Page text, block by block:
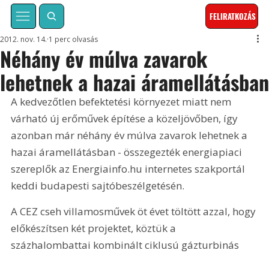
FELIRATKOZÁS
Néhány év múlva zavarok
lehetnek a hazai áramellátásban
2012. nov. 14. 1 perc olvasás
A kedvezőtlen befektetési környezet miatt nem
várható új erőművek építése a közeljövőben, így
azonban már néhány év múlva zavarok lehetnek a
hazai áramellátásban - összegezték energiapiaci
szereplők az Energiainfo.hu internetes szakportál
keddi budapesti sajtóbeszélgetésén.
A CEZ cseh villamosművek öt évet töltött azzal, hogy
előkészítsen két projektet, köztük a
százhalombattai kombinált ciklusú gázturbinás